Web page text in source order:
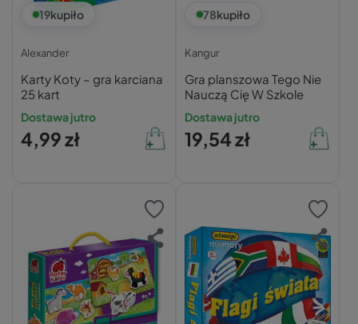
19kupiło
Alexander
Karty Koty – gra karciana
25 kart
Dostawa jutro
4,99 zł
78kupiło
Kangur
Gra planszowa Tego Nie
Nauczą Cię W Szkole
Dostawa jutro
19,54 zł